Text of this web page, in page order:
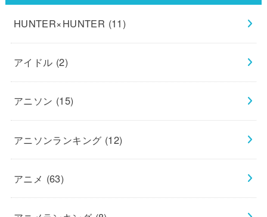
HUNTER×HUNTER (11)
アイドル (2)
アニソン (15)
アニソンランキング (12)
アニメ (63)